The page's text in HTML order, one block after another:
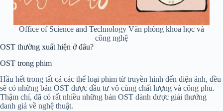
Office of Science and Technology Văn phòng khoa học và
công nghệ
OST thường xuất hiện ở đâu?
OST trong phim
Hầu hết trong tất cả các thể loại phim từ truyền hình đến điện ảnh, đều
sẽ có những bản OST được đầu tư vô cùng chất lượng và công phu.
Thậm chí, đã có rất nhiều những bản OST dành được giải thưởng
danh giá về nghệ thuật.